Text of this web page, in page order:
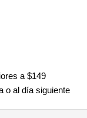
a $149
o al día siguiente